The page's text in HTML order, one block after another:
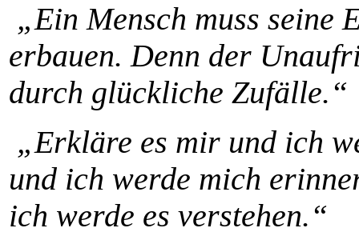
„Ein Mensch muss seine
erbauen. Denn der
durch glückliche Zufälle.“
„Erkläre es mir und ich
und ich werde mich
ich werde es verstehen.“